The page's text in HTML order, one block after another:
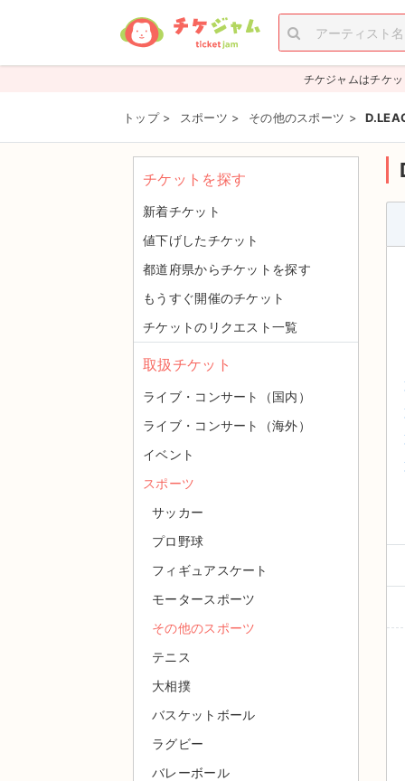
チケジャムはチケ
トップ > スポーツ > その他のスポーツ >
チケットを探す
新着チケット
値下げしたチケット
都道府県からチケットを探す
もうすぐ開催のチケット
チケットのリクエスト一覧
取扱チケット
ライブ・コンサート（国内）
ライブ・コンサート（海外）
イベント
スポーツ
サッカー
プロ野球
フィギュアスケート
モータースポーツ
その他のスポーツ
テニス
大相撲
バスケットボール
ラグビー
バレーボール